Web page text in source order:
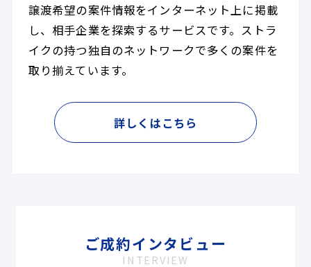
譲渡希望の案件情報をインターネット上に掲載
し、相手企業を探索するサービスです。ストラ
イクの持つ独自のネットワークで多くの案件を
取り揃えています。
詳しくはこちら
ご成約インタビュー
INTERVIEW